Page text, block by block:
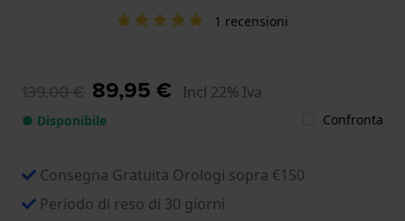
1 recensioni
139,00 € 89,95 € Incl 22% Iva
● Disponibile Confronta
Consegna Gratuita Orologi sopra €150
Periodo di reso di 30 giorni